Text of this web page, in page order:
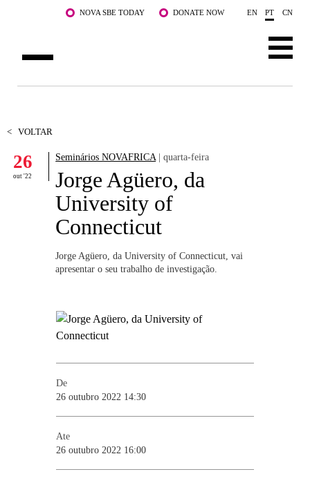
Saltar para o conteúdo principalNOVA SBE TODAY DONATE NOW EN PT CN
DOCENTES E INVESTIGAÇÃO
COMUNIDADE
LIFE AT NOVA SBE
WHAT'S HAPPENING
< VOLTAR
26
out '22
Seminários NOVAFRICA| quarta-feira
Jorge Agüero, da
University of
Connecticut
Jorge Agüero, da University of Connecticut, vai
apresentar o seu trabalho de investigação.
De
26 outubro 2022 14:30
Ate
26 outubro 2022 16:00